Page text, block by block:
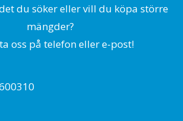
du söker eller vill du köpa större
mängder?
oss på telefon eller e-post!